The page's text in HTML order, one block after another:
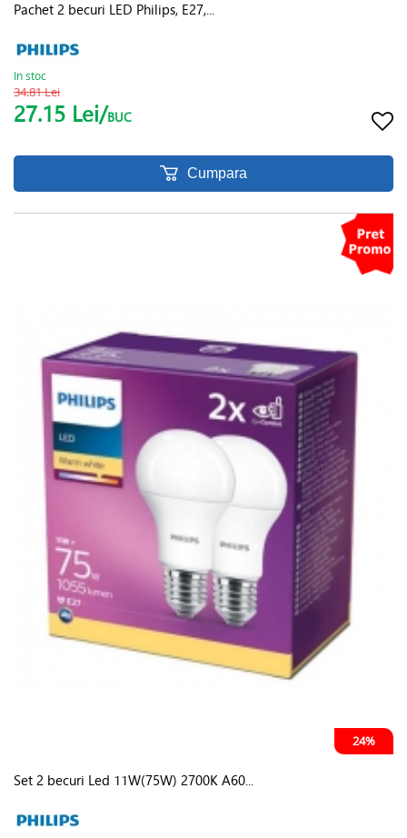
Pachet 2 becuri LED Philips, E27,...
In stoc
34.81 Lei
27.15 Lei/BUC
Cumpara
24%
Set 2 becuri Led 11W(75W) 2700K A60...